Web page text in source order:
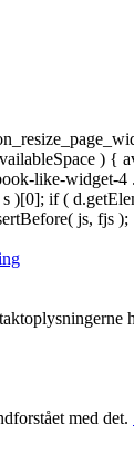
) {
like-widget-4
)[0]; if (
js, fjs
med det.